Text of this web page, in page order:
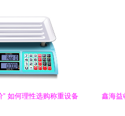
” 如何理性选购称重设备
鑫海益